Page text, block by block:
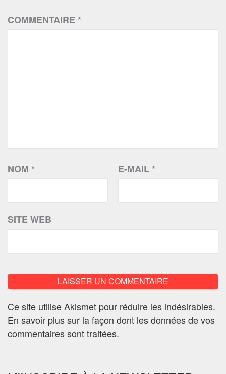
COMMENTAIRE*
NOM * E-MAIL*
SITE WEB
Ce site utilise Akismet pour réduire les indésirables.
En savoir plus sur la façon dont les données de vos
commentaires sont traitées.